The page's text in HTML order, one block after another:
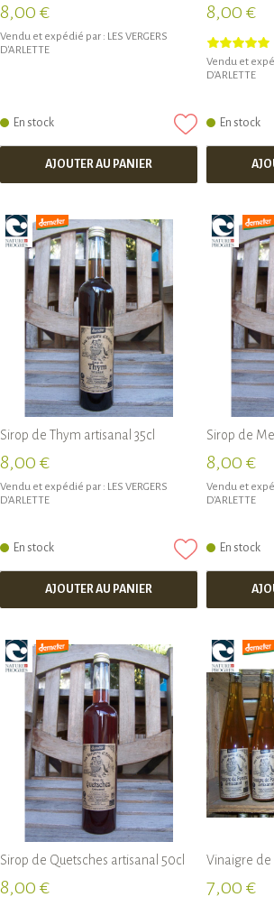
8,00 €
Vendu et expédié par : LES VERGERS
D'ARLETTE
En stock
AJOUTER AU PANIER
8,00 €
Vendu et
D'ARLETTE
En stock
Sirop de Thym artisanal 35cl
8,00 €
Vendu et expédié par : LES VERGERS
D'ARLETTE
En stock
AJOUTER AU PANIER
Sirop de
8,00 €
Vendu et
D'ARLETTE
En stock
Sirop de Quetsches artisanal 50cl
8,00 €
Vinaigre de
7,00 €